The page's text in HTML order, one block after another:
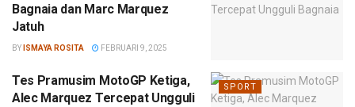
Bagnaia dan Marc Marquez
Jatuh
BY ISMAYA ROSITA FEBRUARI 9, 2025
SPORT
Tes Pramusim MotoGP Ketiga,
Alec Marquez Tercepat Ungguli